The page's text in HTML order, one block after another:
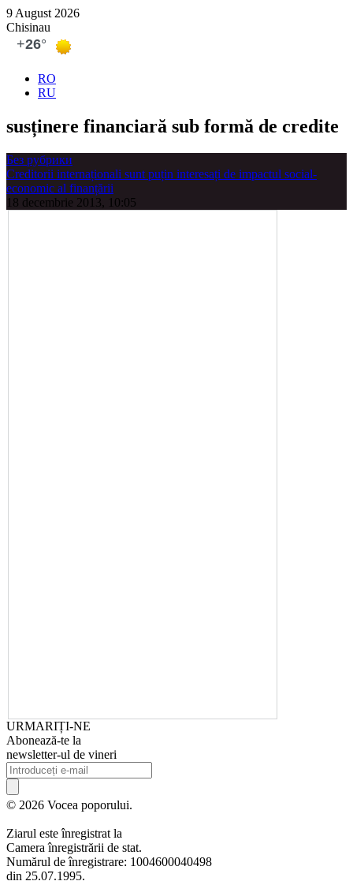
9 August 2026
Chisinau
RO
RU
susținere financiară sub formă de credite
Без рубрики
Creditorii internaționali sunt puțin interesați de impactul social-
economic al finanțării
18 decembrie 2013, 10:05
URMARIȚI-NE
Abonează-te la
newsletter-ul de vineri
© 2026 Vocea poporului.
Ziarul este înregistrat la
Camera înregistrării de stat.
Numărul de înregistrare: 1004600040498
din 25.07.1995.